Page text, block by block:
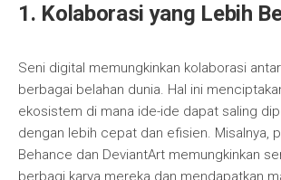
1. Kolaborasi yang Lebih
Seni digital memungkinkan kolaborasi
berbagai belahan dunia. Hal ini
ekosistem di mana ide-ide dapat saling
dengan lebih cepat dan efisien. Misalnya,
Behance dan DeviantArt memungkinkan
berbagi karya mereka dan mendapatkan